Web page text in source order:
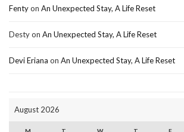
Fentyon An Unexpected Stay, A Life Reset
Destyon An Unexpected Stay, A Life Reset
Devi Eriana on An Unexpected Stay, A Life Reset
August 2026